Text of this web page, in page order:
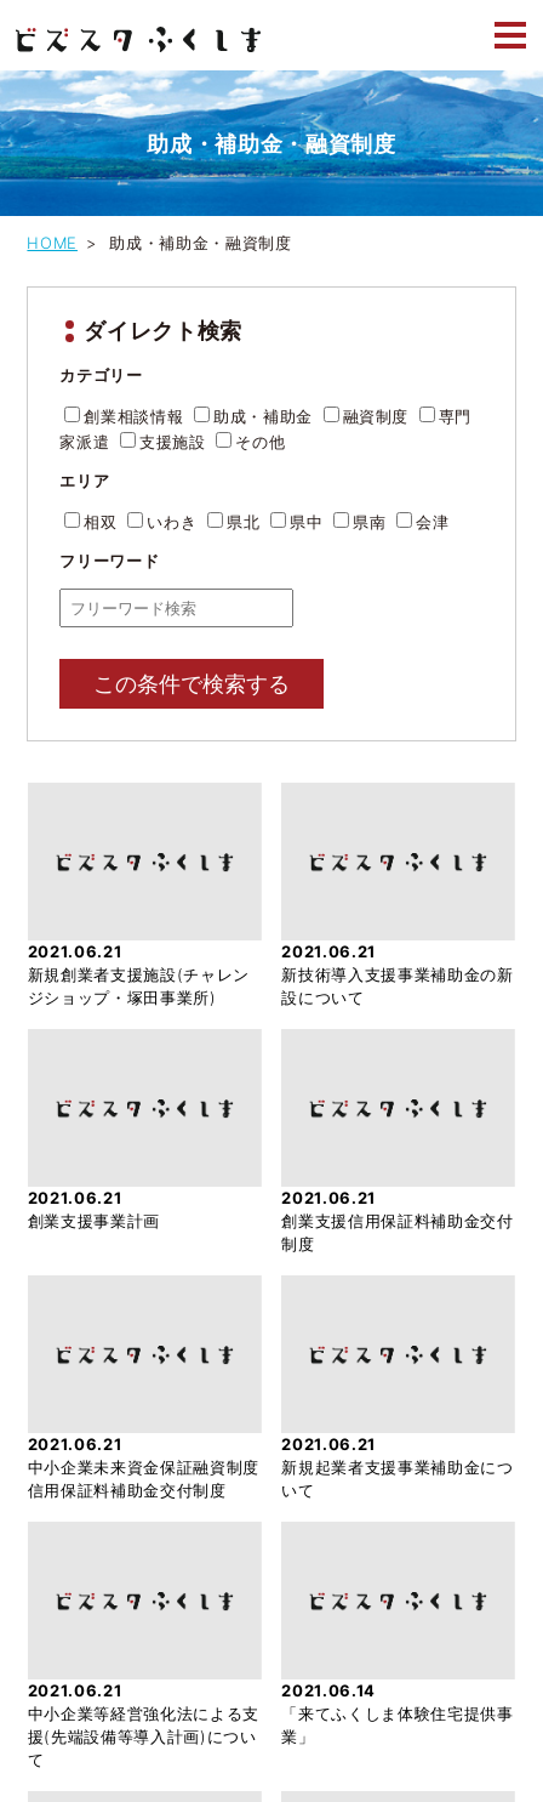
助成・補助金・融資制度
HOME 助成・補助金・融資制度
ダイレクト検索
カテゴリー
創業相談情報 助成・補助金 融資制度
専門
家派遣
支援施設
その他
エリア
相双 いわき 県北 県中 県南
会津
フリーワード
この条件で検索する
2021.06.21
新規創業者支援施設(チャレン
ジショップ・塚田事業所)
2021.06.21
新技術導入支援事業補助金の新
設について
2021.06.21
創業支援事業計画
2021.06.21
創業支援信用保証料補助金交付
制度
2021.06.21
中小企業未来資金保証融資制度
信用保証料補助金交付制度
2021.06.21
新規起業者支援事業補助金につ
いて
2021.06.21
中小企業等経営強化法による支
援(先端設備等導入計画)につい
て
2021.06.14
「来てふくしま体験住宅提供事
業」
稿
ナ
ビ
ゲ
ー
シ
ン